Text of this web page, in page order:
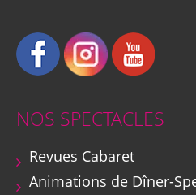
NOS SPECTACLES
Revues Cabaret
Animations de Dîner-